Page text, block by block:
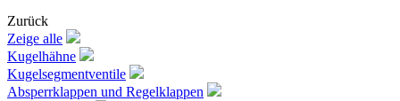
Zurück
Zeige alle
Kugelhähne
Kugelsegmentventile
Absperrklappen und Regelklappen